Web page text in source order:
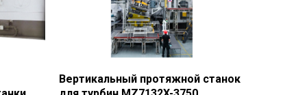
Вертикальный протяжной станок